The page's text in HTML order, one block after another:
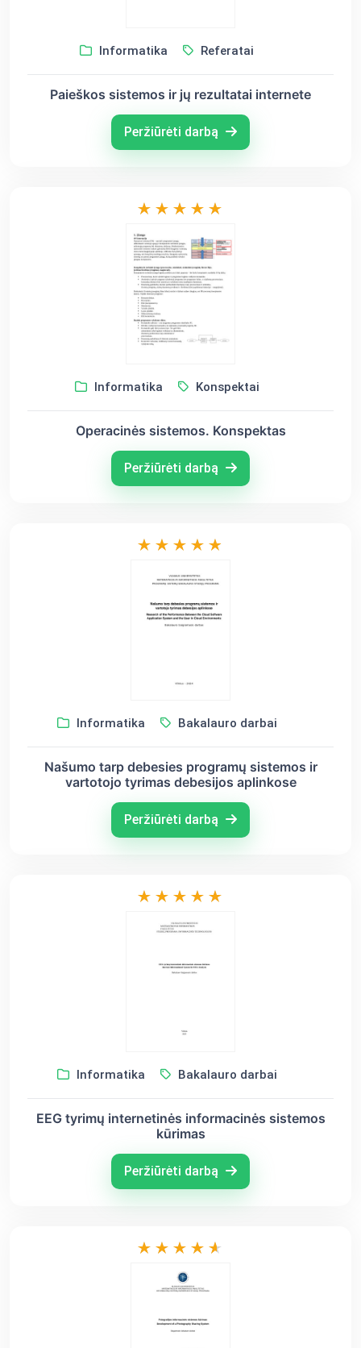
Informatika Referatai
Paieškos sistemos ir jų rezultatai internete
Peržiūrėti darbą
Informatika Konspektai
Operacinės sistemos. Konspektas
Peržiūrėti darbą
Informatika Bakalauro darbai
Našumo tarp debesies programų sistemos ir
vartotojo tyrimas debesijos aplinkose
Peržiūrėti darbą
Informatika Bakalauro darbai
EEG tyrimų internetinės informacinės sistemos
kūrimas
Peržiūrėti darbą